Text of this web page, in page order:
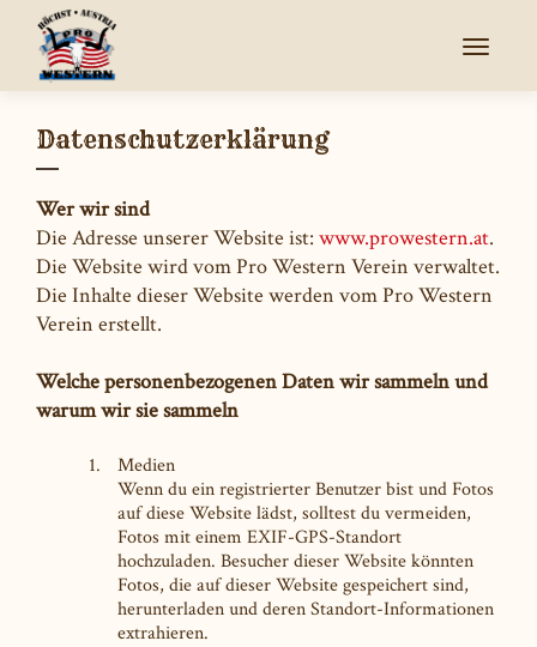
Datenschutzerklärung
Wer wir sind
Die Adresse unserer Website ist: www.prowestern.at.
Die Website wird vom Pro Western Verein verwaltet.
Die Inhalte dieser Website werden vom Pro Western
Verein erstellt.
Welche personenbezogenen Daten wir sammeln und
warum wir sie sammeln
Medien
Wenn du ein registrierter Benutzer bist und Fotos
auf diese Website lädst, solltest du vermeiden,
Fotos mit einem EXIF-GPS-Standort
hochzuladen. Besucher dieser Website könnten
Fotos, die auf dieser Website gespeichert sind,
herunterladen und deren Standort-Informationen
extrahieren.